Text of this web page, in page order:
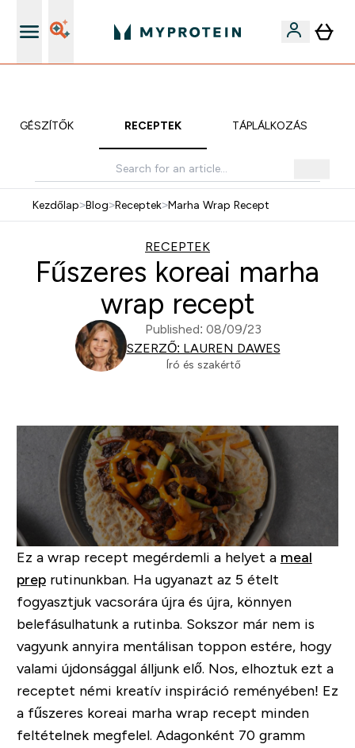
KIEGÉSZÍTŐK RECEPTEK TÁPLÁLKOZÁS
Kezdőlap>Blog>Receptek>Marha Wrap Recept
RECEPTEK
Fűszeres koreai marha
wrap recept
Published: 08/09/23
SZERZŐ: LAUREN DAWES
Író és szakértő
Ez a wrap recept megérdemli a helyet a meal
preprutinunkban. Ha ugyanazt az 5 ételt
fogyasztjuk vacsorára újra és újra, könnyen
belefásulhatunk a rutinba. Sokszor már nem is
vagyunk annyira mentálisan toppon estére, hogy
valami újdonsággal álljunk elő. Nos, elhoztuk ezt a
receptet némi kreatív inspiráció reményében! Ez
a fűszeres koreai marha wrap recept minden
feltételnek megfelel. Adagonként 70 gramm